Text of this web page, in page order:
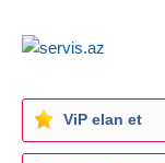
ViP elan et